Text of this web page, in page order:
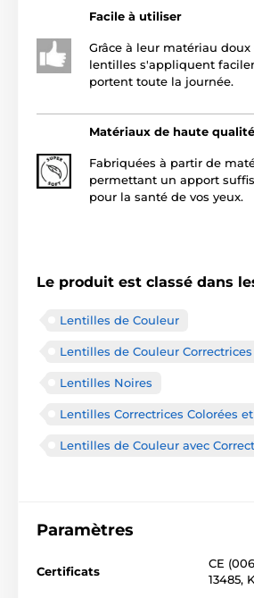
Facile à utiliser
Grâce à leur matériau
lentilles s'appliquent
portent toute la journée.
Matériaux de haute qualité
Fabriquées à partir de
permettant un apport
pour la santé de vos yeux.
Le produit est classé dans
Lentilles de Couleur
Lentilles de Couleur Correctrices
Lentilles Noires
Lentilles Correctrices Colorées
Lentilles de Couleur avec
Paramètres
Certificats
CE
13485,